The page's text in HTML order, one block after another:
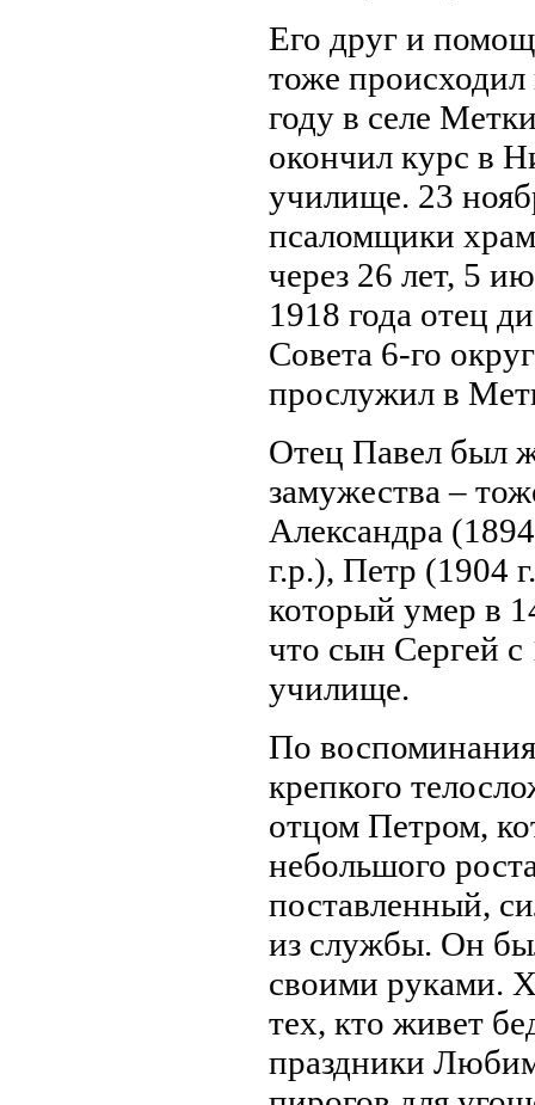
Его друг и
тоже происходил
году в селе
окончил курс в
училище. 23
псаломщики
через 26 лет, 5
1918 года отец
Совета 6-го
прослужил в
Отец Павел был
замужества –
Александра
г.р.), Петр (1904
который умер в
что сын Сергей
училище.
По
крепкого
отцом Петром,
небольшого
поставленный,
из службы. Он
своими руками.
тех, кто живет
праздники